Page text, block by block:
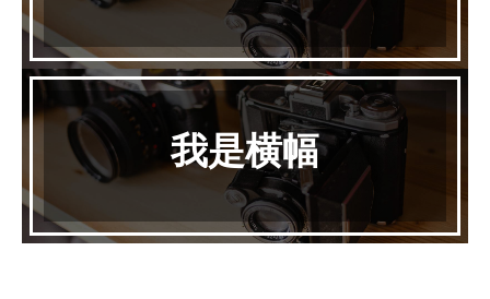
我是横幅